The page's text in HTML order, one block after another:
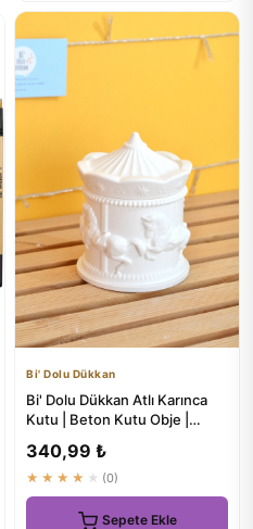
Bi' Dolu Dükkan
Bi' Dolu Dükkan Atlı Karınca
Kutu | Beton Kutu Obje |
340,99 ₺
★★★★★ (0)
Sepete Ekle